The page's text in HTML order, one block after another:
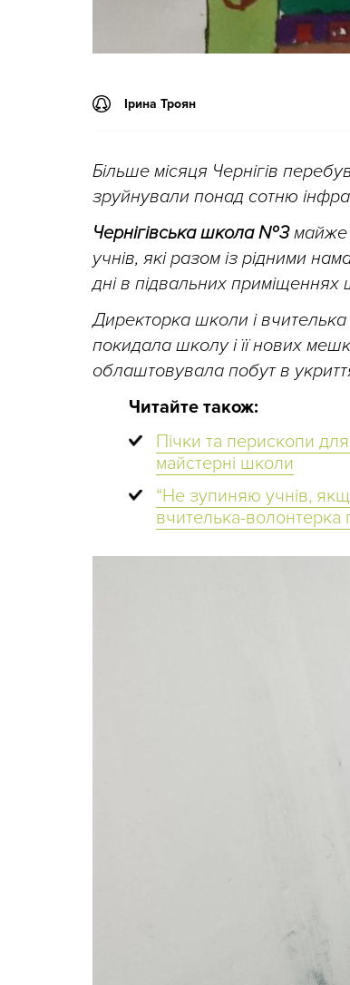
Ірина Троян
Більше місяця Чернігів
зруйнували понад сотню
Чернігівська школа № 3майже
учнів, які разом із рідними
дні в підвальних
Директорка школи і
покидала школу і її нових
облаштовувала побут в
Читайте також:
Пічки та перископи для
майстерні школи
“Не зупиняю учнів,
вчителька-волонтерка